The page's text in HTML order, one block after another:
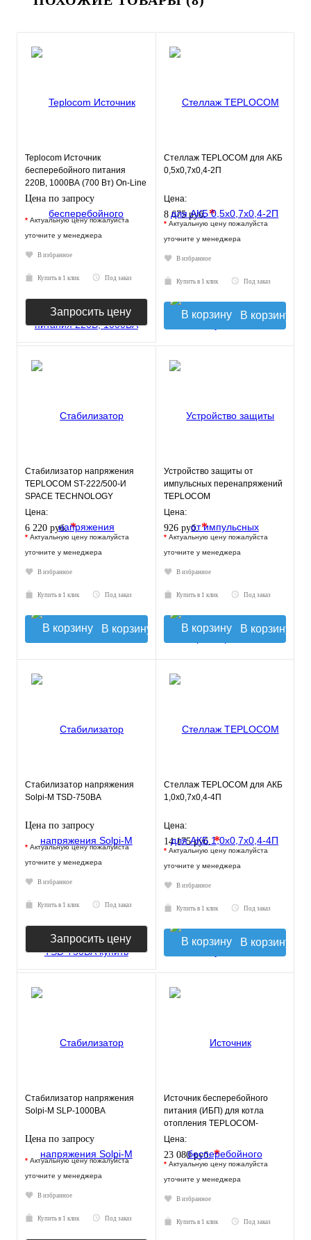
Teplocom Источник
бесперебойного питания
220В, 1000ВА (700 Вт) On-Line
Цена по запросу
* Актуальную цену пожалуйста
уточните у менеджера
В избранное
Купить в 1 клик Под заказ
Запросить цену
Стеллаж TEPLOCOM для АКБ
0,5х0,7х0,4-2П
Цена:
8 675 руб.*
* Актуальную цену пожалуйста
уточните у менеджера
В избранное
Купить в 1 клик Под заказ
В корзину
Стабилизатор напряжения
TEPLOCOM ST-222/500-И
SPACE TECHNOLOGY
Цена:
6 220 руб.*
* Актуальную цену пожалуйста
уточните у менеджера
В избранное
Купить в 1 клик Под заказ
В корзину
Устройство защиты от
импульсных перенапряжений
TEPLOCOM
АЛЬБАТРОС-220/500 АС
Цена:
926 руб.*
* Актуальную цену пожалуйста
уточните у менеджера
В избранное
Купить в 1 клик Под заказ
В корзину
Стабилизатор напряжения
Solpi-M TSD-750ВА
Цена по запросу
* Актуальную цену пожалуйста
уточните у менеджера
В избранное
Купить в 1 клик Под заказ
Запросить цену
Стеллаж TEPLOCOM для АКБ
1,0х0,7х0,4-4П
Цена:
14 175 руб.*
* Актуальную цену пожалуйста
уточните у менеджера
В избранное
Купить в 1 клик Под заказ
В корзину
Стабилизатор напряжения
Solpi-M SLP-1000BA
Цена по запросу
* Актуальную цену пожалуйста
уточните у менеджера
В избранное
Купить в 1 клик Под заказ
Источник бесперебойного
питания (ИБП) для котла
отопления TEPLOCOM-
250+26
Цена:
23 080 руб.*
* Актуальную цену пожалуйста
уточните у менеджера
В избранное
Купить в 1 клик Под заказ